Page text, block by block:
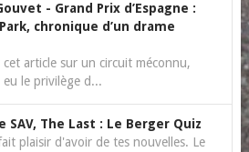
- Grand Prix d’Espagne :
chronique d’un drame
article sur un circuit méconnu,
eu le privilège d...
SAV, The Last : Le Berger Quiz
plaisir d'avoir de tes nouvelles. Le